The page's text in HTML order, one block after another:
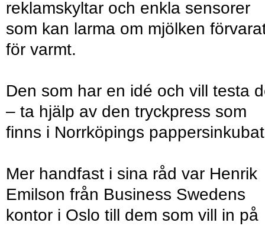
reklamskyltar och enkla sensorer
som kan larma om mjölken
för varmt.
Den som har en idé och vill testa
– ta hjälp av den tryckpress som
finns i Norrköpings
Mer handfast i sina råd var Henrik
Emilson från Business Swedens
kontor i Oslo till dem som vill in på